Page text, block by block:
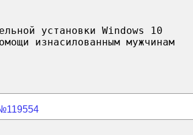
установки Windows 10
изнасилованным мужчинам